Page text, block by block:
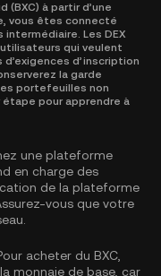
(BXC) à partir d’une
vous êtes connecté
Les DEX
qui veulent
d’inscription
la garde
portefeuilles non
pour apprendre à
une plateforme
en charge des
de la plateforme
vous que votre
acheter du BXC,
monnaie de base, car